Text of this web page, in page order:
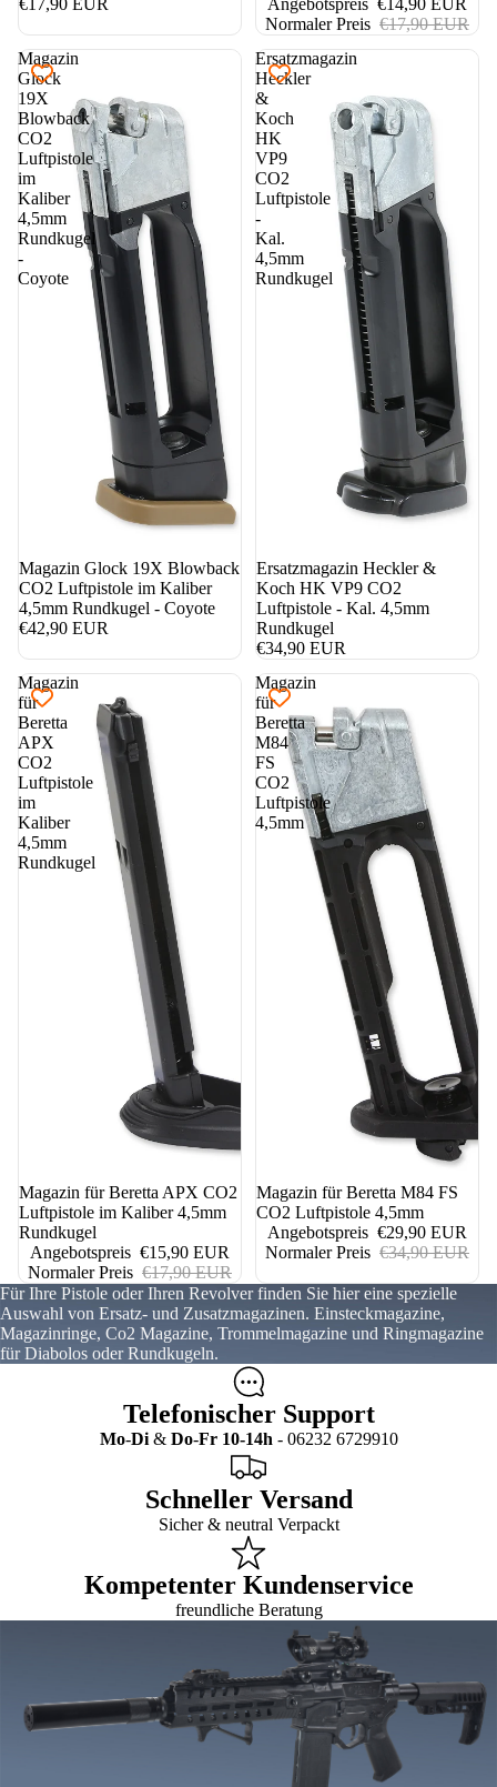
€17,90 EUR Angebotspreis €14,90 EUR
Normaler Preis €17,90 EUR
Magazin
Glock
19X
Blowback
CO2
Luftpistole
im
Kaliber
4,5mm
Rundkugel
-
Coyote
Magazin Glock 19X Blowback
CO2 Luftpistole im Kaliber
4,5mm Rundkugel - Coyote
€42,90 EUR
Ersatzmagazin
Heckler
&
Koch
HK
VP9
CO2
Luftpistole
-
Kal.
4,5mm
Rundkugel
Ersatzmagazin Heckler &
Koch HK VP9 CO2
Luftpistole - Kal. 4,5mm
Rundkugel
€34,90 EUR
Magazin
für
Beretta
APX
CO2
Luftpistole
im
Kaliber
4,5mm
Rundkugel
11%
Magazin für Beretta APX CO2
Luftpistole im Kaliber 4,5mm
Rundkugel
Angebotspreis €15,90 EUR
Normaler Preis €17,90 EUR
Magazin
für
Beretta
M84
FS
CO2
Luftpistole
4,5mm
14%
Magazin für Beretta M84 FS
CO2 Luftpistole 4,5mm
Angebotspreis €29,90 EUR
Normaler Preis €34,90 EUR
Für Ihre Pistole oder Ihren Revolver finden Sie hier eine spezielle
Auswahl von Ersatz- und Zusatzmagazinen. Einsteckmagazine,
Magazinringe, Co2 Magazine, Trommelmagazine und Ringmagazine
für Diabolos oder Rundkugeln.
Telefonischer Support
Mo-Di& Do-Fr 10-14h - 06232 6729910
Schneller Versand
Sicher & neutral Verpackt
Kompetenter Kundenservice
freundliche Beratung